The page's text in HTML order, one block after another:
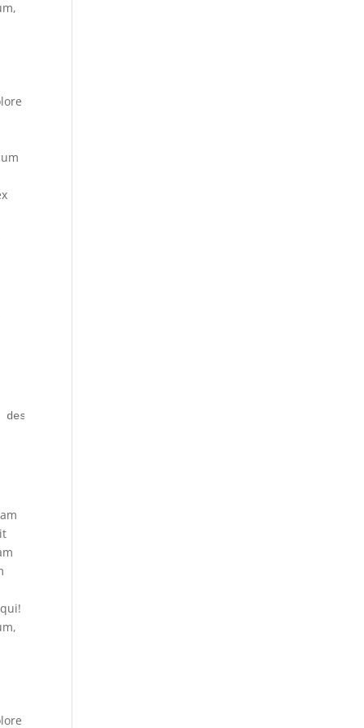
cat="skin-kidscare" ]